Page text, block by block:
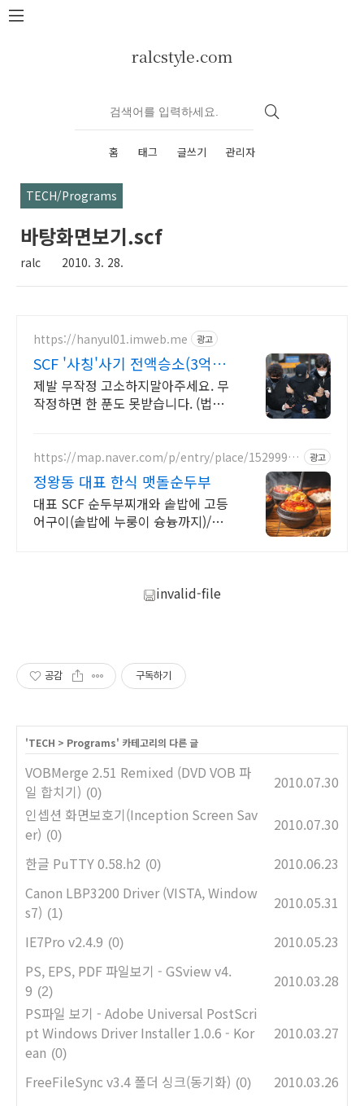
본문 바로가기
ralcstyle.com
홈 태그 글쓰기 관리자
TECH/Programs
바탕화면보기.scf
ralc 2010. 3. 28.
https://hanyul01.imweb.me 광고
SCF '사칭'사기 전액승소(3억7
천) 사례보유
제발 무작정 고소하지말아주세요. 무
작정하면 한 푼도 못받습니다. (법무
https://map.naver.com/p/entry/place/15299918
광고
정왕동 대표 한식 맷돌순두부
대표 SCF 순두부찌개와 솥밥에 고등
어구이(솥밥에 누룽이 슝늉까지)/주
invalid-file
공감 구독하기
'TECH > Programs' 카테고리의 다른 글
VOBMerge 2.51 Remixed (DVD VOB 파
일 합치기) (0)
2010.07.30
인셉션 화면보호기(Inception Screen Sav
er) (0)
2010.07.30
한글 PuTTY 0.58.h2 (0)
2010.06.23
Canon LBP3200 Driver (VISTA, Window
s7) (1)
2010.05.31
IE7Pro v2.4.9 (0)
2010.05.23
PS, EPS, PDF 파일보기 - GSview v4.
9 (2)
2010.03.28
PS파일 보기 - Adobe Universal PostScri
pt Windows Driver Installer 1.0.6 - Kor
ean (0)
2010.03.27
FreeFileSync v3.4 폴더 싱크(동기화) (0)
2010.03.26